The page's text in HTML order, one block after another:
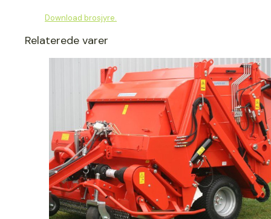
Download brosjyre.
Relaterede varer